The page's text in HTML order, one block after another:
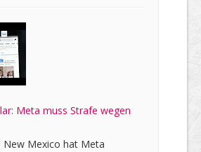
Meta muss Strafe wegen
New Mexico hat Meta